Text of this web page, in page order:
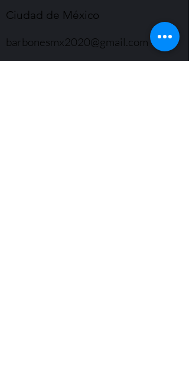
Ciudad de México
barbonesmx2020@gmail.com